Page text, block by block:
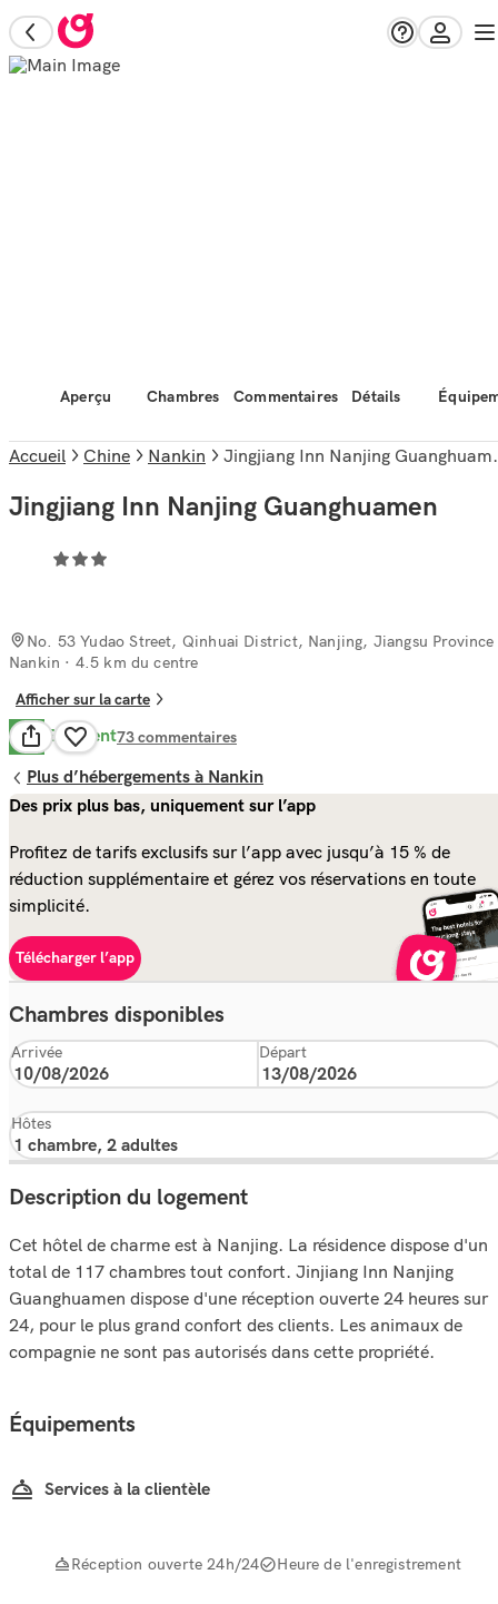
Aperçu Chambres Commentaires Détails
Accueil Chine Nankin Jingjiang Inn Nanjing Guanghuamen
Jingjiang Inn Nanjing Guanghuamen
No. 53 Yudao Street, Qinhuai District, Nanjing, Jiangsu Province
Nankin · 4.5 km du centre
Afficher sur la carte
8.6 Excellent73commentaires
Plus d’hébergements à Nankin
Des prix plus bas, uniquement sur l’app
Profitez de tarifs exclusifs sur l’app avec jusqu’à 15 % de
réduction supplémentaire et gérez vos réservations en toute
simplicité.
Télécharger l’app
Chambres disponibles
Arrivée Départ
Hôtes
Description du logement
Cet hôtel de charme est à Nanjing. La résidence dispose d'un
total de 117 chambres tout confort. Jinjiang Inn Nanjing
Guanghuamen dispose d'une réception ouverte 24 heures sur
24, pour le plus grand confort des clients. Les animaux de
compagnie ne sont pas autorisés dans cette propriété.
Équipements
Services à la clientèle
Réception ouverte 24h/24 Heure de l'enregistrement